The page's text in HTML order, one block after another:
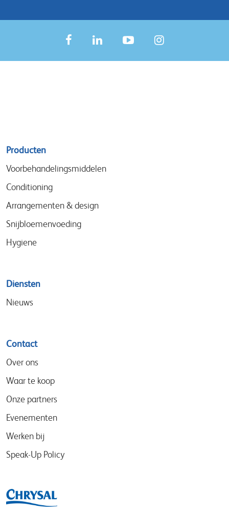
Sitemap
menu
Producten
Voorbehandelingsmiddelen
Conditioning
Arrangementen & design
Snijbloemenvoeding
Hygiene
Diensten
Nieuws
Contact
Over ons
Waar te koop
Onze partners
Evenementen
Werken bij
Speak-Up Policy